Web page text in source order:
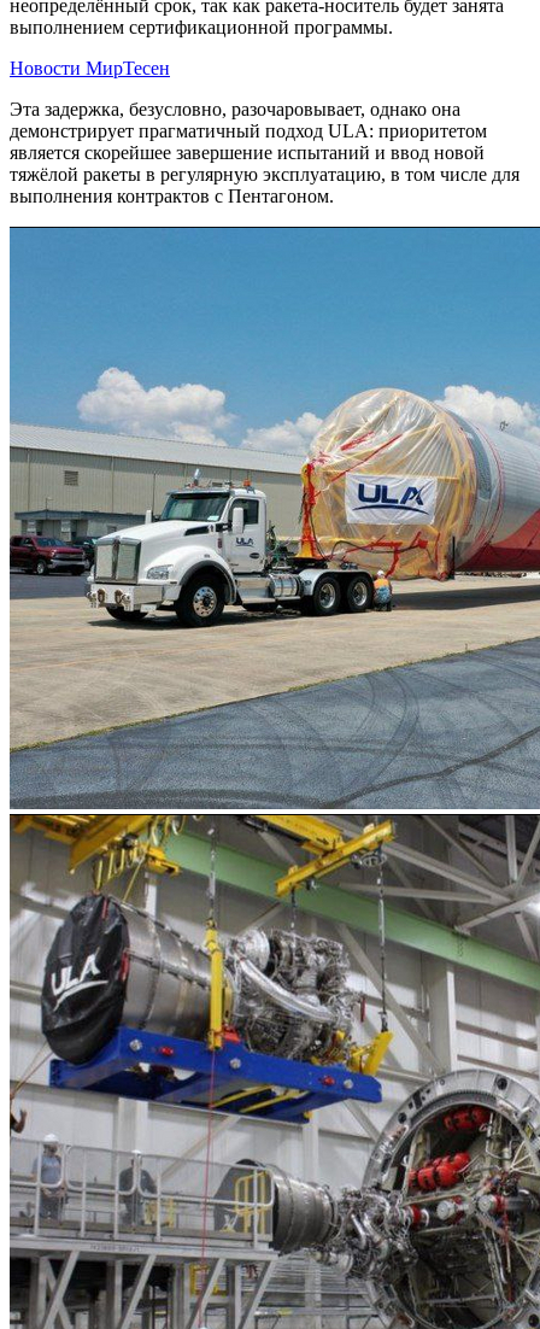
неопределённый срок, так как ракета-носитель будет занята
выполнением сертификационной программы.
Новости МирТесен
Эта задержка, безусловно, разочаровывает, однако она
демонстрирует прагматичный подход ULA: приоритетом
является скорейшее завершение испытаний и ввод новой
тяжёлой ракеты в регулярную эксплуатацию, в том числе для
выполнения контрактов с Пентагоном.